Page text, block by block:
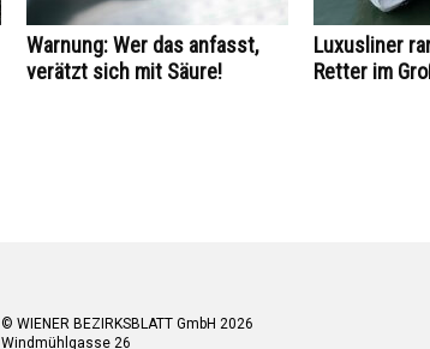
Warnung: Wer das anfasst,
verätzt sich mit Säure!
Luxusliner
Retter im
© WIENER BEZIRKSBLATT GmbH 2026
Windmühlgasse 26